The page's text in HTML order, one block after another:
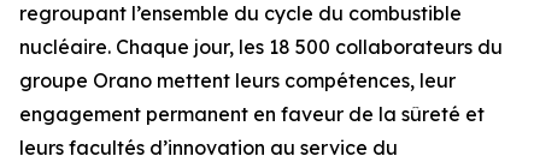
regroupant l’ensemble du cycle du combustible
nucléaire. Chaque jour, les 18 500 collaborateurs du
groupe Orano mettent leurs compétences, leur
engagement permanent en faveur de la sûreté et
leurs facultés d’innovation au service du